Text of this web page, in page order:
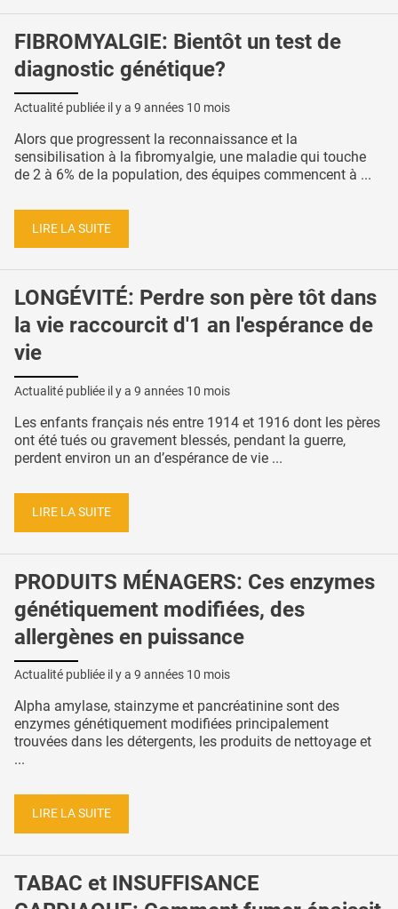
FIBROMYALGIE: Bientôt un test de
diagnostic génétique?
Actualité publiée il y a 9 années 10 mois
Alors que progressent la reconnaissance et la
sensibilisation à la fibromyalgie, une maladie qui touche
de 2 à 6% de la population, des équipes commencent à ...
LIRE LA SUITE
LONGÉVITÉ: Perdre son père tôt dans
la vie raccourcit d'1 an l'espérance de
vie
Actualité publiée il y a 9 années 10 mois
Les enfants français nés entre 1914 et 1916 dont les pères
ont été tués ou gravement blessés, pendant la guerre,
perdent environ un an d’espérance de vie ...
LIRE LA SUITE
PRODUITS MÉNAGERS: Ces enzymes
génétiquement modifiées, des
allergènes en puissance
Actualité publiée il y a 9 années 10 mois
Alpha amylase, stainzyme et pancréatinine sont des
enzymes génétiquement modifiées principalement
trouvées dans les détergents, les produits de nettoyage et
...
LIRE LA SUITE
TABAC et INSUFFISANCE